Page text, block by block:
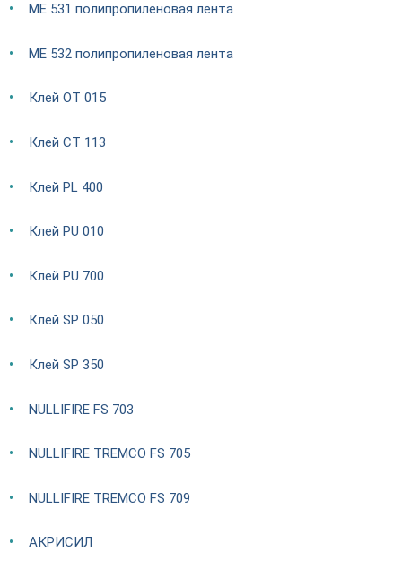
ME 531 полипропиленовая лента
ME 532 полипропиленовая лента
Клей OT 015
Клей CT 113
Клей PL 400
Клей PU 010
Клей PU 700
Клей SP 050
Клей SP 350
NULLIFIRE FS 703
NULLIFIRE TREMCO FS 705
NULLIFIRE TREMCO FS 709
АКРИСИЛ